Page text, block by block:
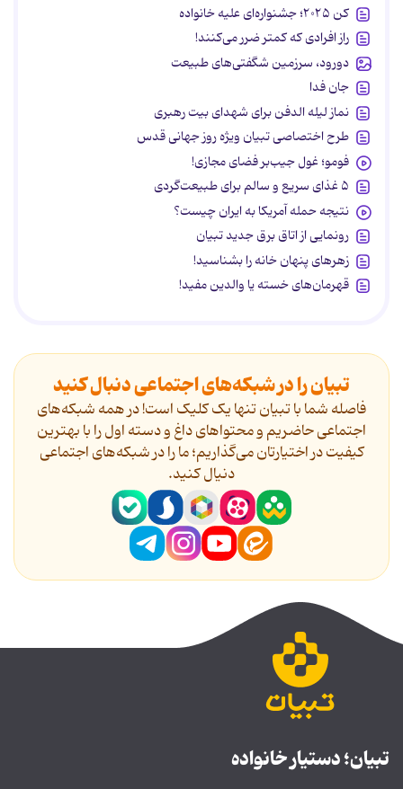
کن ۲۰۲۵؛ جشنواره‌ای علیه خانواده
راز افرادی که کمتر ضرر می‌کنند!
دورود، سرزمین شگفتی‌های طبیعت
جان فدا
نماز لیله الدفن برای شهدای بیت رهبری
طرح اختصاصی تبیان ویژه روز جهانی قدس
فومو؛ غول جیب‌بر فضای مجازی!
۵ غذای سریع و سالم برای طبیعت‌گردی
نتیجه حمله آمریکا به ایران چیست؟
رونمایی از اتاق برق جدید تبیان
زهرهای پنهان خانه را بشناسید!
قهرمان‌های خسته یا والدین مفید!
تبیان را در شبکه‌های اجتماعی دنبال کنید
فاصله شما با تبیان تنها یک کلیک است! در همه شبکه‌های
اجتماعی حاضریم و محتواهای داغ و دسته اول را با بهترین
کیفیت در اختیارتان می‌گذاریم؛ ما را در شبکه‌های اجتماعی
دنیال کنید.
تبیان؛ دستیار خانواده